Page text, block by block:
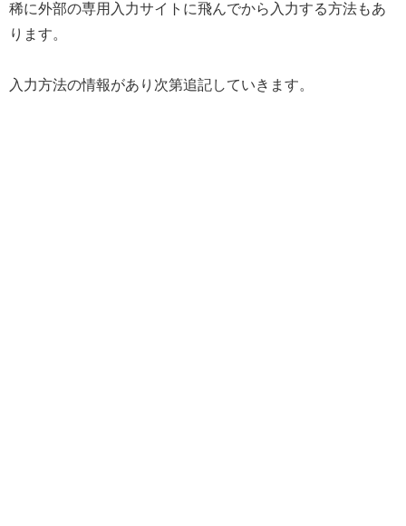
稀に外部の専用入力サイトに飛んでから入力する方法もあ
ります。
入力方法の情報があり次第追記していきます。